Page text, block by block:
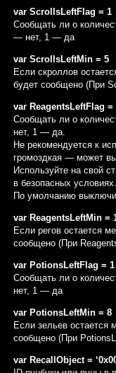
var ScrollsLeftFlag = 1
Сообщать ли о
— нет, 1 — да
var ScrollsLeftMin = 5
Если скроллов
будет сообщено (При
var ReagentsLeftFlag =
Сообщать ли о
нет, 1 — да.
Не рекомендуется к
громоздкая — может
Используйте на свой
в безопасных условиях.
По умолчанию
var ReagentsLeftMin =
Если регов остается
сообщено (При
var PotionsLeftFlag = 1
Сообщать ли о
нет, 1 — да
var PotionsLeftMin = 8
Если зельев остается
сообщено (При
var RecallObject =